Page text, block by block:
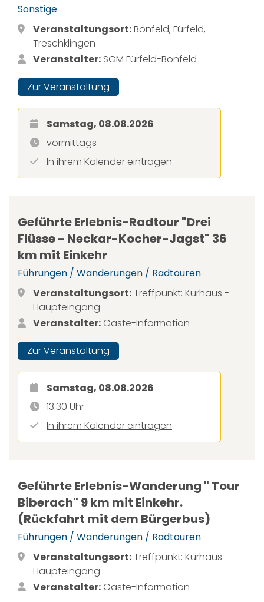
Sonstige
Veranstaltungsort:Bonfeld, Fürfeld,
Treschklingen
Veranstalter: SGM Fürfeld-Bonfeld
Zur Veranstaltung
Samstag, 08.08.2026
vormittags
In ihrem Kalender eintragen
Geführte Erlebnis-Radtour "Drei
Flüsse - Neckar-Kocher-Jagst" 36
km mit Einkehr
Führungen / Wanderungen / Radtouren
Veranstaltungsort:Treffpunkt: Kurhaus -
Haupteingang
Veranstalter: Gäste-Information
Zur Veranstaltung
Samstag, 08.08.2026
13:30 Uhr
In ihrem Kalender eintragen
Geführte Erlebnis-Wanderung " Tour
Biberach" 9 km mit Einkehr.
(Rückfahrt mit dem Bürgerbus)
Führungen / Wanderungen / Radtouren
Veranstaltungsort:Treffpunkt: Kurhaus
Haupteingang
Veranstalter: Gäste-Information